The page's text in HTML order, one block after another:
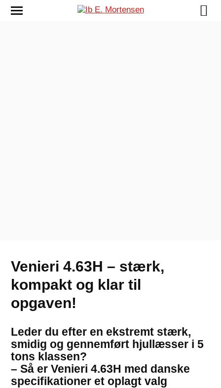
Venieri 4.63H – stærk,
kompakt og klar til
opgaven!
Leder du efter en ekstremt stærk,
smidig og gennemført hjullæsser i 5
tons klassen?
– Så er Venieri 4.63H med danske
specifikationer et oplagt valg